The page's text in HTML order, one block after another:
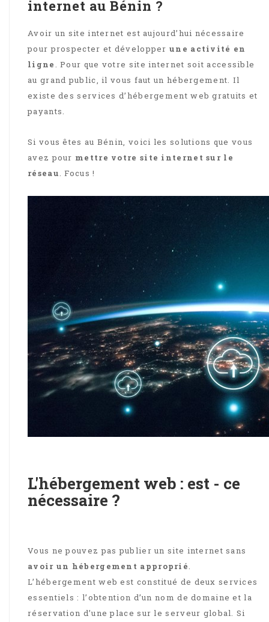
internet au Bénin ?
Avoir un site internet est aujourd’hui nécessaire
pour prospecter et développerune activité en
ligne. Pour que votre site internet soit accessible
au grand public, il vous faut un hébergement. Il
existe des services d’hébergement web gratuits et
payants.
Si vous êtes au Bénin, voici les solutions que vous
avez pour mettre votre site internet sur le
réseau. Focus !
L'hébergement web : est - ce
nécessaire ?
Vous ne pouvez pas publier un site internet sans
avoir un hébergement approprié.
L’hébergement web est constitué de deux services
essentiels : l’obtention d’un nom de domaine et la
réservation d’une place sur le serveur global. Si